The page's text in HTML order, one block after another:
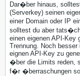
Dar�ber hinaus,
(Serverkey) seinen
einer Domain oder IP
solltest du aber
einen eigenen API-Key
Trennung. Noch
eignen API-Key zu
�ber die Limits reden,
f�r �berraschungen